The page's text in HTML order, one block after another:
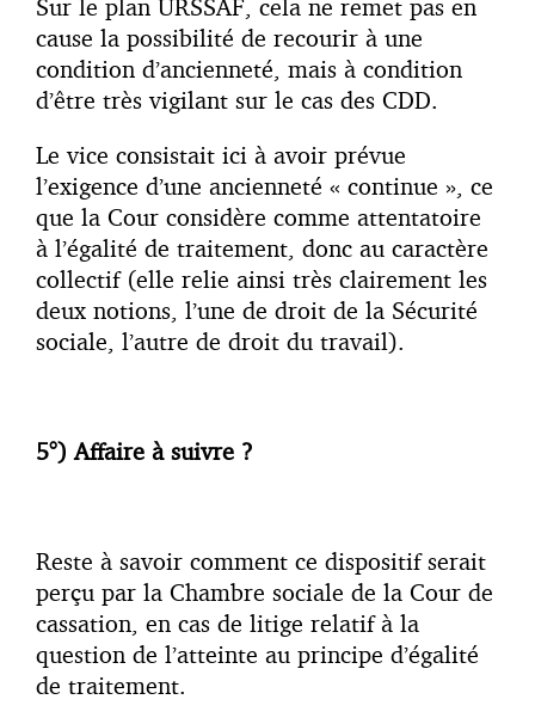
Sur le plan URSSAF, cela ne remet pas en
cause la possibilité de recourir à une
condition d’ancienneté, mais à condition
d’être très vigilant sur le cas des CDD.
Le vice consistait ici à avoir prévue
l’exigence d’une ancienneté « continue », ce
que la Cour considère comme attentatoire
à l’égalité de traitement, donc au caractère
collectif (elle relie ainsi très clairement les
deux notions, l’une de droit de la Sécurité
sociale, l’autre de droit du travail).
5°) Affaire à suivre ?
Reste à savoir comment ce dispositif serait
perçu par la Chambre sociale de la Cour de
cassation, en cas de litige relatif à la
question de l’atteinte au principe d’égalité
de traitement.